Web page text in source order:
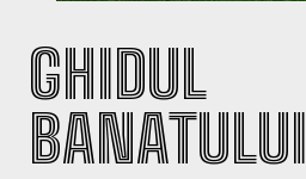
GHIDUL
BANATULUI